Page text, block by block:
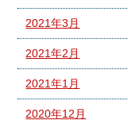
2021年3月
2021年2月
2021年1月
2020年12月